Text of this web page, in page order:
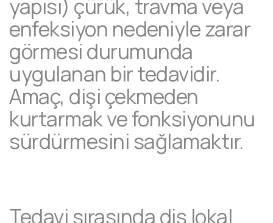
yapısı) çürük, travma veya
enfeksiyon nedeniyle zarar
görmesi durumunda
uygulanan bir tedavidir.
Amaç, dişi çekmeden
kurtarmak ve fonksiyonunu
sürdürmesini sağlamaktır.
Tedavi sırasında diş lokal